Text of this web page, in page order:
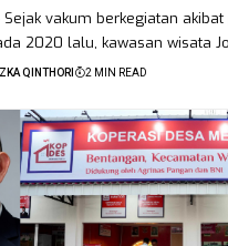
Sejak vakum berkegiatan
2020 lalu, kawasan wisata
QINTHORI 2 MIN READ